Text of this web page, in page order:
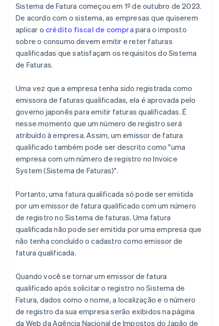
Sistema de Fatura começou em 1º de outubro de 2023.
De acordo com o sistema, as empresas que quiserem
aplicar o crédito fiscal de comprapara o imposto
sobre o consumo devem emitir e reter faturas
qualificadas que satisfaçam os requisitos do Sistema
de Faturas.
Uma vez que a empresa tenha sido registrada como
emissora de faturas qualificadas, ela é aprovada pelo
governo japonês para emitir faturas qualificadas. É
nesse momento que um número de registro será
atribuído à empresa. Assim, um emissor de fatura
qualificado também pode ser descrito como "uma
empresa com um número de registro no Invoice
System (Sistema de Faturas)".
Portanto, uma fatura qualificada só pode ser emitida
por um emissor de fatura qualificado com um número
de registro no Sistema de faturas. Uma fatura
qualificada não pode ser emitida por uma empresa que
não tenha concluído o cadastro como emissor de
fatura qualificada.
Quando você se tornar um emissor de fatura
qualificado após solicitar o registro no Sistema de
Fatura, dados como o nome, a localização e o número
de registro da sua empresa serão exibidos na página
da Web da Agência Nacional de Impostos do Japão de